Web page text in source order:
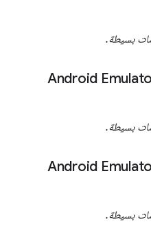
بسيطة.
بسيطة.
بسيطة.